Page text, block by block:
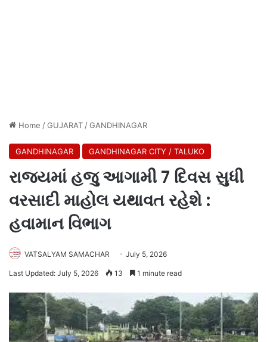
Home /GUJARAT /GANDHINAGAR
GANDHINAGAR GANDHINAGAR CITY / TALUKO
રાજ્યમાં હજુ આગામી 7 દિવસ સુધી
વરસાદી માહોલ યથાવત રહેશે :
હવામાન વિભાગ
VATSALYAM SAMACHAR July 5, 2026
Last Updated: July 5, 2026 13 1 minute read